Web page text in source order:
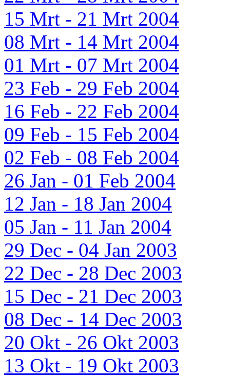
15 Mrt - 21 Mrt 2004
08 Mrt - 14 Mrt 2004
01 Mrt - 07 Mrt 2004
23 Feb - 29 Feb 2004
16 Feb - 22 Feb 2004
09 Feb - 15 Feb 2004
02 Feb - 08 Feb 2004
26 Jan - 01 Feb 2004
12 Jan - 18 Jan 2004
05 Jan - 11 Jan 2004
29 Dec - 04 Jan 2003
22 Dec - 28 Dec 2003
15 Dec - 21 Dec 2003
08 Dec - 14 Dec 2003
20 Okt - 26 Okt 2003
13 Okt - 19 Okt 2003